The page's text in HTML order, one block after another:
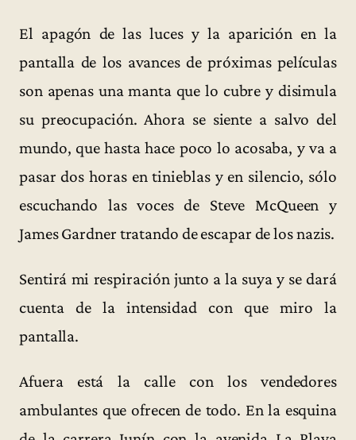
El apagón de las luces y la aparición en la
pantalla de los avances de próximas películas
son apenas una manta que lo cubre y disimula
su preocupación. Ahora se siente a salvo del
mundo, que hasta hace poco lo acosaba, y va a
pasar dos horas en tinieblas y en silencio, sólo
escuchando las voces de Steve McQueen y
James Gardner tratando de escapar de los nazis.
Sentirá mi respiración junto a la suya y se dará
cuenta de la intensidad con que miro la
pantalla.
Afuera está la calle con los vendedores
ambulantes que ofrecen de todo. En la esquina